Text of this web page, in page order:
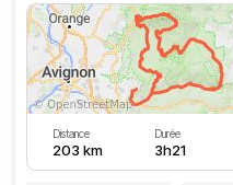
Distance
203 km
Durée
3h21